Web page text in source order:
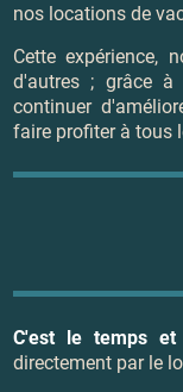
nos locations de
Cette expérience,
d'autres ; grâce à
continuer
faire profiter à tous
C'est le temps et
directement par le